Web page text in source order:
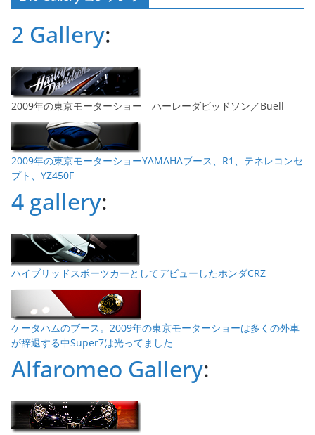
2 Gallery:
2009年の東京モーターショー ハーレーダビッドソン／Buell
2009年の東京モーターショーYAMAHAブース、R1、テネレコンセ
プト、YZ450F
4 gallery:
ハイブリッドスポーツカーとしてデビューしたホンダCRZ
ケータハムのブース。2009年の東京モーターショーは多くの外車
が辞退する中Super7は光ってました
Alfaromeo Gallery: